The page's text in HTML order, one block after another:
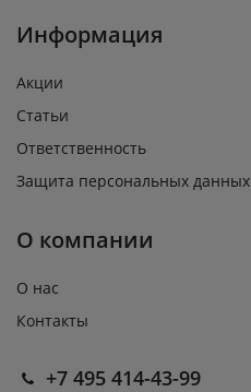
Информация
Акции
Статьи
Ответственность
Защита персональных данных
О компании
О нас
Контакты
+7 495 414-43-99